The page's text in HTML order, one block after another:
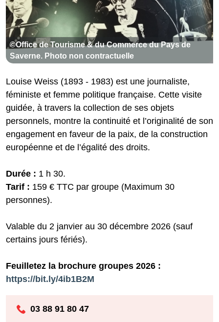
©Office de Tourisme & du Commerce du Pays de
Saverne. Photo non contractuelle
Louise Weiss (1893 - 1983) est une journaliste,
féministe et femme politique française. Cette visite
guidée, à travers la collection de ses objets
personnels, montre la continuité et l’originalité de son
engagement en faveur de la paix, de la construction
européenne et de l’égalité des droits.
Durée : 1 h 30.
Tarif : 159 € TTC par groupe (Maximum 30
personnes).
Valable du 2 janvier au 30 décembre 2026 (sauf
certains jours fériés).
Feuilletez la brochure groupes 2026 :
https://bit.ly/4ib1B2M
03 88 91 80 47